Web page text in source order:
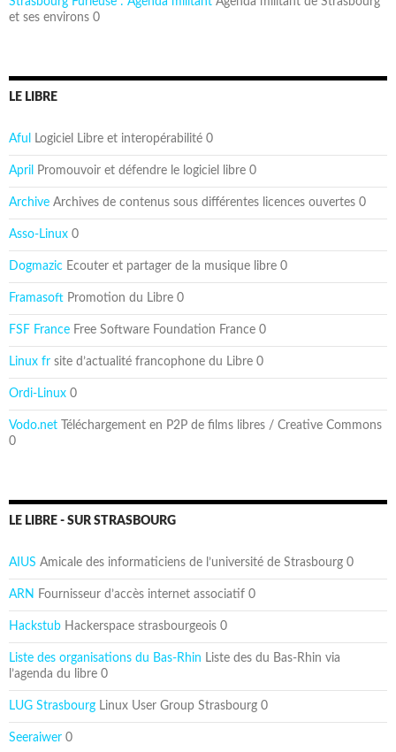
et ses environs 0
LE LIBRE
Aful Logiciel Libre et interopérabilité 0
April Promouvoir et défendre le logiciel libre 0
Archive Archives de contenus sous différentes licences ouvertes 0
Asso-Linux 0
Dogmazic Ecouter et partager de la musique libre 0
Framasoft Promotion du Libre 0
FSF France Free Software Foundation France 0
Linux fr site d’actualité francophone du Libre 0
Ordi-Linux 0
Vodo.net Téléchargement en P2P de films libres / Creative Commons
0
LE LIBRE - SUR STRASBOURG
AIUS Amicale des informaticiens de l’université de Strasbourg 0
ARN Fournisseur d’accès internet associatif 0
Hackstub Hackerspace strasbourgeois 0
Liste des organisations du Bas-Rhin Liste des du Bas-Rhin via
l’agenda du libre 0
LUG Strasbourg Linux User Group Strasbourg 0
Seeraiwer 0